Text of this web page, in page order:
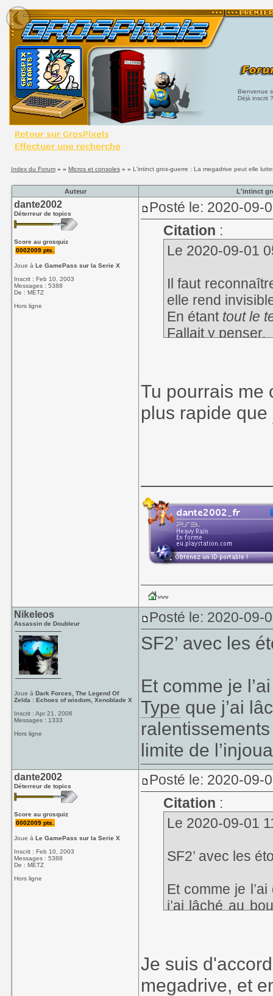
Bienvenue
Déjà inscrit
Index du Forum» » Micros et consoles» » L'intinct gros-guerre : La megadrive peut elle
Auteur L'intinct
dante2002
Déterreur de topics
Score au grosquiz
0002009 pts.
Joue àLe GamePass sur la Serie X
Inscrit : Feb 10, 2003
Messages : 5388
De : METZ
Hors ligne
Posté le: 2020-09-
Citation :
Le 2020-09-01
Il faut
elle rend
En étant tout le
Fallait y penser.
Tu pourrais me
plus rapide que
Nikeleos
Assassin de Doubleur
Joue àDark Forces, The Legend Of
Zelda : Echoes of wisdom, Xenoblade X
Inscrit : Apr 21, 2006
Messages : 1333
Hors ligne
Posté le: 2020-09-
SF2’ avec les
Et comme je
Type que j’ai
limite de
dante2002
Déterreur de topics
Score au grosquiz
0002009 pts.
Joue àLe GamePass sur la Serie X
Inscrit : Feb 10, 2003
Messages : 5388
De : METZ
Hors ligne
Posté le: 2020-09-
Citation :
Le 2020-09-01
SF2’ avec les
Et comme je
j’ai lâché au
Je suis
megadrive, et